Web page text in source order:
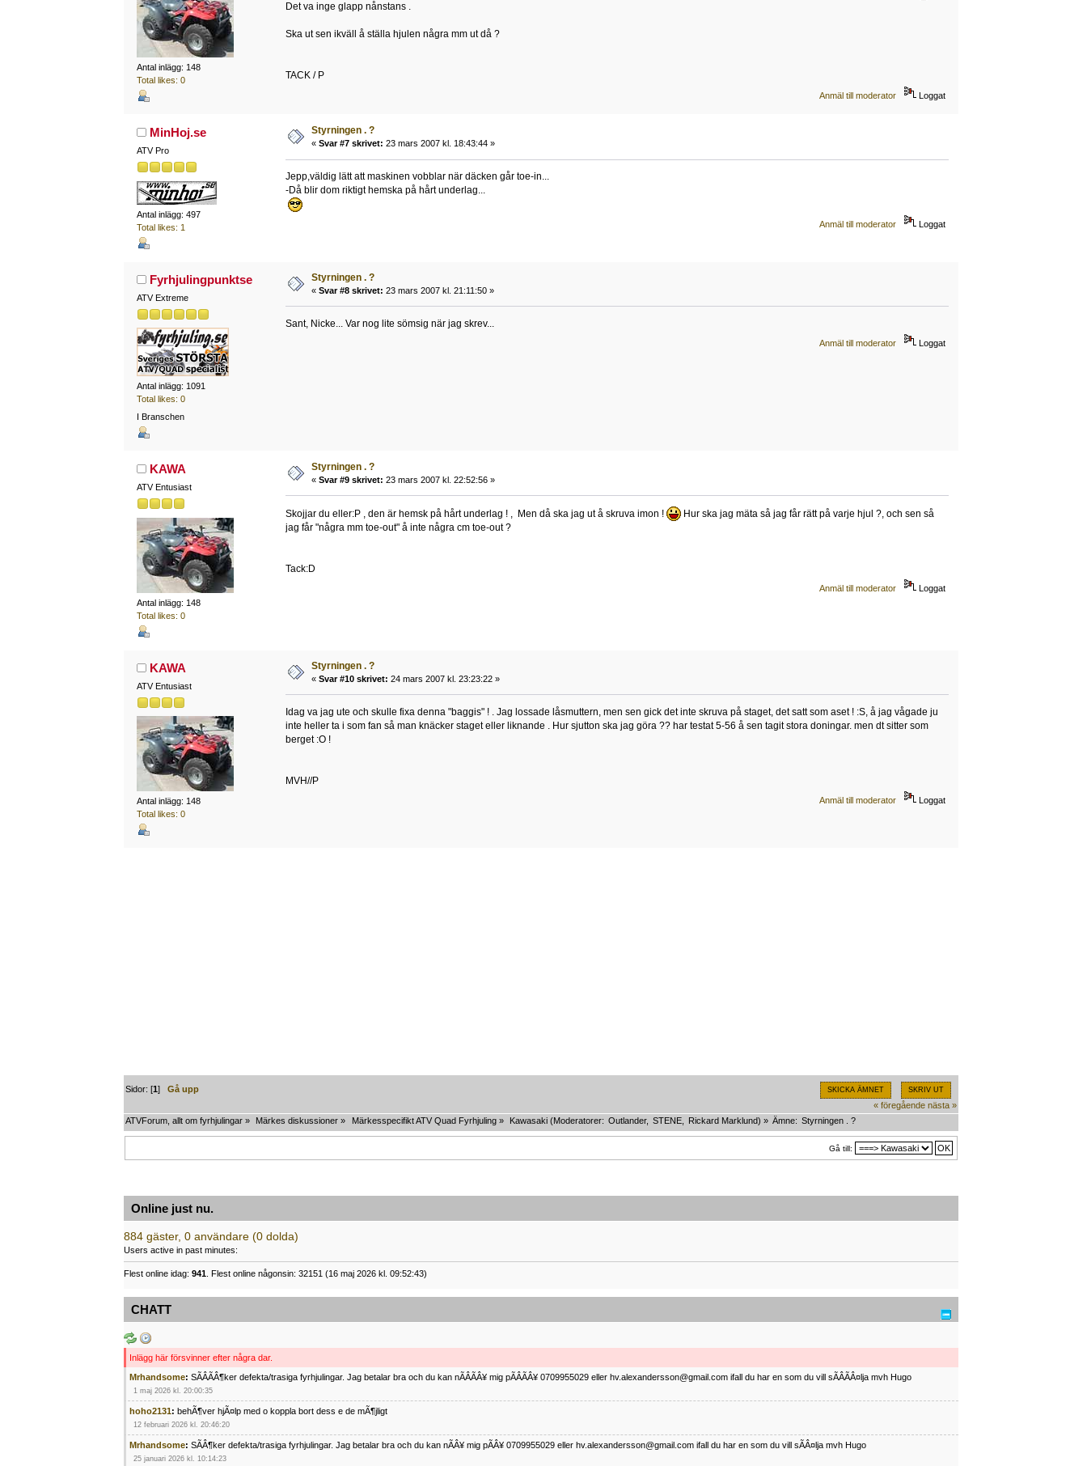
Antal inlägg: 148
Total likes: 0
Det va inge glapp nånstans .
Ska ut sen ikväll å ställa hjulen några mm ut då ?
TACK / P
Anmäl till moderator Loggat
MinHoj.se
ATV Pro
Antal inlägg: 497
Total likes: 1
Styrningen . ?
« Svar #7 skrivet: 23 mars 2007 kl. 18:43:44 »
Jepp,väldig lätt att maskinen vobblar när däcken går toe-in...
-Då blir dom riktigt hemska på hårt underlag...
Anmäl till moderator Loggat
Fyrhjulingpunktse
ATV Extreme
Antal inlägg: 1091
Total likes: 0
I Branschen
Styrningen . ?
« Svar #8 skrivet: 23 mars 2007 kl. 21:11:50 »
Sant, Nicke... Var nog lite sömsig när jag skrev...
Anmäl till moderator Loggat
KAWA
ATV Entusiast
Antal inlägg: 148
Total likes: 0
Styrningen . ?
« Svar #9 skrivet: 23 mars 2007 kl. 22:52:56 »
Skojjar du eller:P , den är hemsk på hårt underlag ! , Men då ska jag ut å skruva imon !
Hur ska jag mäta så jag får rätt på varje hjul ?, och sen så
jag får "några mm toe-out" å inte några cm toe-out ?
Tack:D
Anmäl till moderator Loggat
KAWA
ATV Entusiast
Antal inlägg: 148
Total likes: 0
Styrningen . ?
« Svar #10 skrivet: 24 mars 2007 kl. 23:23:22 »
Idag va jag ute och skulle fixa denna "baggis" ! . Jag lossade låsmuttern, men sen gick det inte skruva på staget, det satt som aset ! :S, å jag vågade ju
inte heller ta i som fan så man knäcker staget eller liknande . Hur sjutton ska jag göra ?? har testat 5-56 å sen tagit stora doningar. men dt sitter som
berget :O !
MVH//P
Anmäl till moderator Loggat
SKICKA ÄMNET SKRIV UT
Sidor: [1]Gå upp
« föregående nästa »
ATVForum, allt om fyrhjulingar » Märkes diskussioner » Märkesspecifikt ATV Quad Fyrhjuling» Kawasaki(Moderatorer: Outlander, STENE, Rickard Marklund) » Ämne: Styrningen . ?
Gå till:
Online just nu.
884 gäster, 0 användare (0 dolda)
Users active in past minutes:
Flest online idag: 941 . Flest online någonsin: 32151 (16 maj 2026 kl. 09:52:43)
CHATT
Inlägg här försvinner efter några dar.
Mrhandsome: SÃÂÃÂ¶ker defekta/trasiga fyrhjulingar. Jag betalar bra och du kan nÃÂÃÂ¥ mig pÃÂÃÂ¥ 0709955029 eller hv.alexandersson@gmail.com ifall du har en som du vill sÃÂÃÂ¤lja mvh Hugo
1 maj 2026 kl. 20:00:35
hoho2131: behÃ¶ver hjÃ¤lp med o koppla bort dess e de mÃ¶jligt
12 februari 2026 kl. 20:46:20
Mrhandsome: SÃÂ¶ker defekta/trasiga fyrhjulingar. Jag betalar bra och du kan nÃÂ¥ mig pÃÂ¥ 0709955029 eller hv.alexandersson@gmail.com ifall du har en som du vill sÃÂ¤lja mvh Hugo
25 januari 2026 kl. 10:14:23